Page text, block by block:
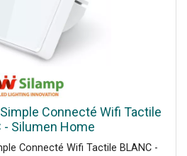
Connecté Wifi Tactile
- Silumen Home
Connecté Wifi Tactile BLANC -